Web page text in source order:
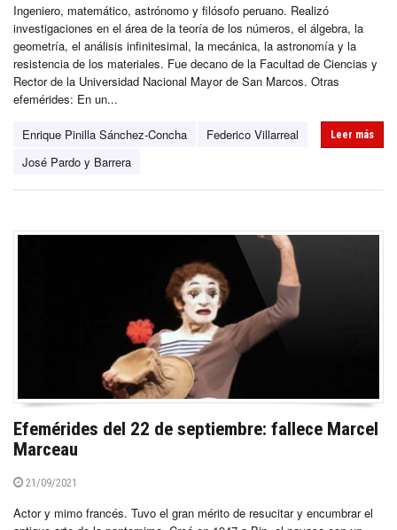
Ingeniero, matemático, astrónomo y filósofo peruano. Realizó
investigaciones en el área de la teoría de los números, el álgebra, la
geometría, el análisis infinitesimal, la mecánica, la astronomía y la
resistencia de los materiales. Fue decano de la Facultad de Ciencias y
Rector de la Universidad Nacional Mayor de San Marcos. Otras
efemérides: En un...
Enrique Pinilla Sánchez-Concha
Federico Villarreal
José Pardo y Barrera
Leer más
Efemérides del 22 de septiembre: fallece Marcel
Marceau
21/09/2021
Actor y mimo francés. Tuvo el gran mérito de resucitar y encumbrar el